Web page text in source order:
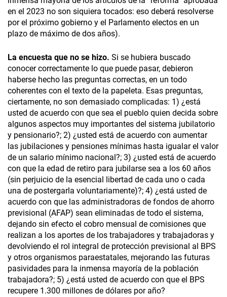
en el 2023 no son siquiera tocados: eso deberá resolverse
por el próximo gobierno y el Parlamento electos en un
plazo de máximo de dos años).
La encuesta que no se hizo. Si se hubiera buscado
conocer correctamente lo que puede pasar, debieron
haberse hecho las preguntas correctas, en un todo
coherentes con el texto de la papeleta. Esas preguntas,
ciertamente, no son demasiado complicadas: 1) ¿está
usted de acuerdo con que sea el pueblo quien decida sobre
algunos aspectos muy importantes del sistema jubilatorio
y pensionario?; 2) ¿usted está de acuerdo con aumentar
las jubilaciones y pensiones mínimas hasta igualar el valor
de un salario mínimo nacional?; 3) ¿usted está de acuerdo
con que la edad de retiro para jubilarse sea a los 60 años
(sin perjuicio de la esencial libertad de cada uno o cada
una de postergarla voluntariamente)?; 4) ¿está usted de
acuerdo con que las administradoras de fondos de ahorro
previsional (AFAP) sean eliminadas de todo el sistema,
dejando sin efecto el cobro mensual de comisiones que
realizan a los aportes de los trabajadores y trabajadoras y
devolviendo el rol integral de protección previsional al BPS
y otros organismos paraestatales, mejorando las futuras
pasividades para la inmensa mayoría de la población
trabajadora?; 5) ¿está usted de acuerdo con que el BPS
recupere 1.300 millones de dólares por año?